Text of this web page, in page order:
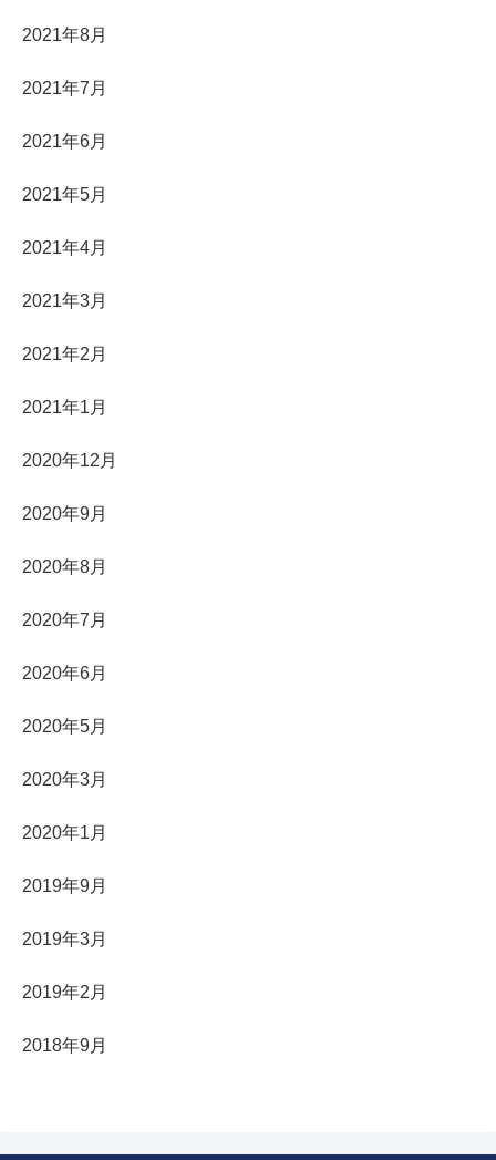
2021年8月
2021年7月
2021年6月
2021年5月
2021年4月
2021年3月
2021年2月
2021年1月
2020年12月
2020年9月
2020年8月
2020年7月
2020年6月
2020年5月
2020年3月
2020年1月
2019年9月
2019年3月
2019年2月
2018年9月